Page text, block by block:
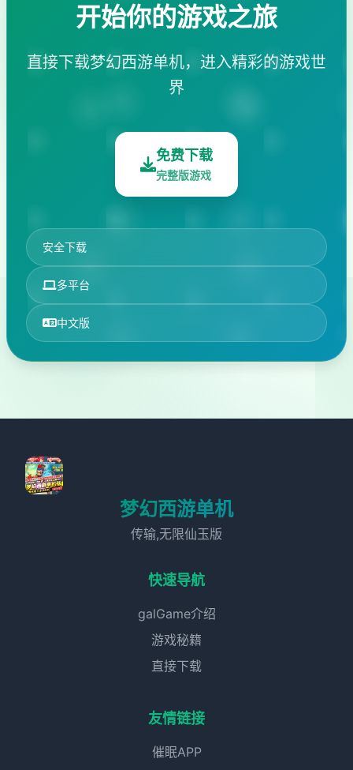
开始你的游戏之旅
直接下载梦幻西游单机，进入精彩的游戏世
界
免费下载
完整版游戏
安全下载
多平台
中文版
梦幻西游单机
传输,无限仙玉版
快速导航
galGame介绍
游戏秘籍
直接下载
友情链接
催眠APP